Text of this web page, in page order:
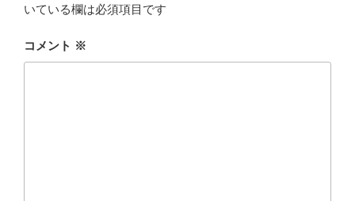
いている欄は必須項目です
コメント ※